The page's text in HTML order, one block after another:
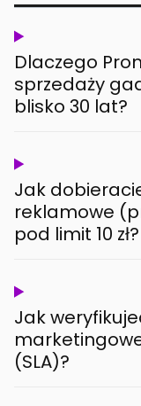
Dlaczego
sprzedaży
blisko 30 lat?
Jak
reklamowe
pod limit 10 zł?
Jak
(SLA)?